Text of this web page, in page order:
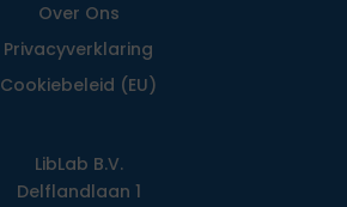
Over Ons
Privacy­verklaring
Cookiebeleid (EU)
LibLab B.V.
Delflandlaan 1